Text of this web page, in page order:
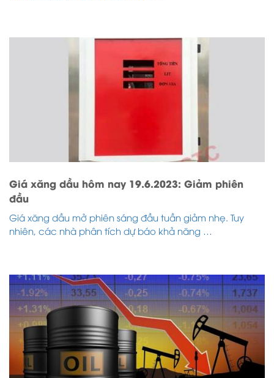
Giá xăng dầu hôm nay 19.6.2023: Giảm phiên
đầu
Giá xăng dầu mở phiên sáng đầu tuần giảm nhẹ. Tuy
nhiên, các nhà phân tích dự báo khả năng …